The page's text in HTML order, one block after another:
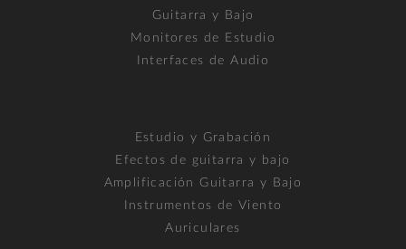
Guitarra y Bajo
Monitores de Estudio
Interfaces de Audio
Estudio y Grabación
Efectos de guitarra y bajo
Amplificación Guitarra y Bajo
Instrumentos de Viento
Auriculares